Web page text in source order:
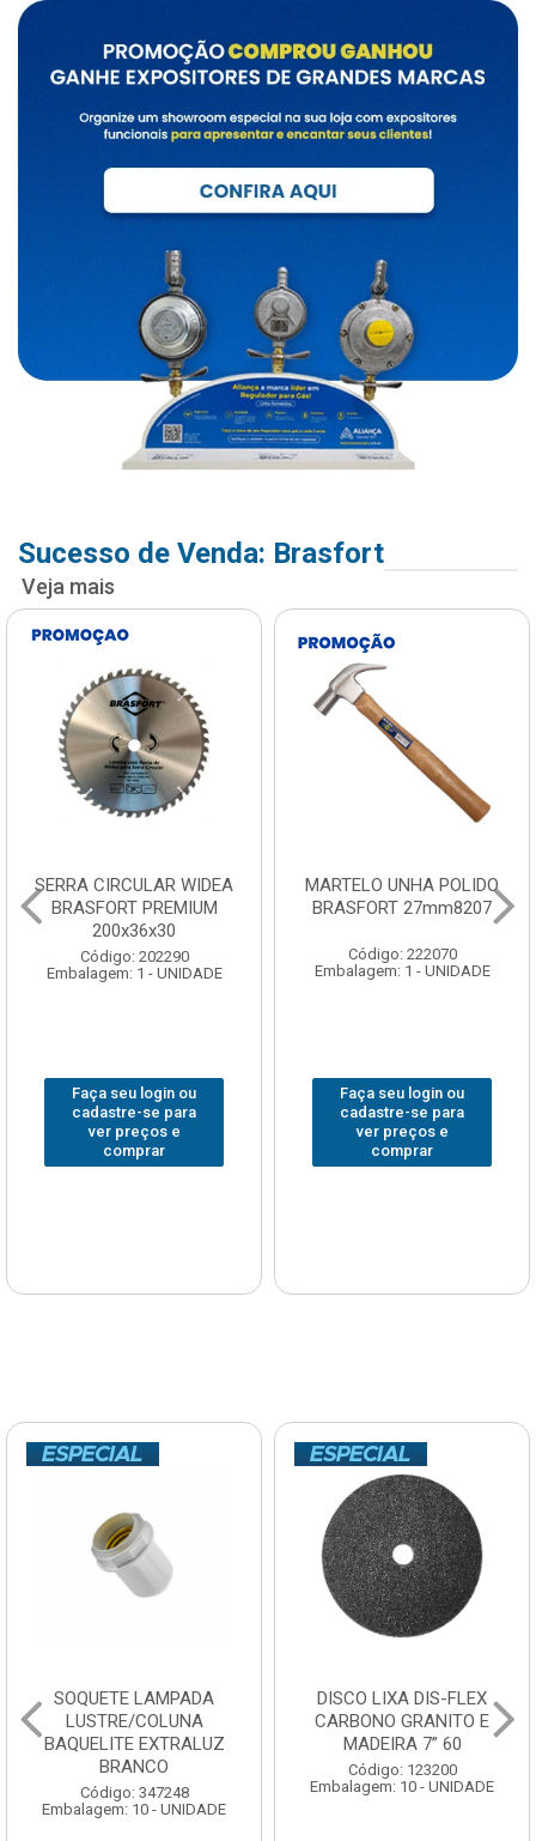
Sucesso de Venda: Brasfort
Veja mais
SERRA CIRCULAR WIDEA
BRASFORT PREMIUM
200x36x30
Código: 202290
Embalagem: 1 - UNIDADE
Faça seu login ou
cadastre-se para
ver preços e
comprar
MARTELO UNHA POLIDO
BRASFORT 27mm8207
Código: 222070
Embalagem: 1 - UNIDADE
Faça seu login ou
cadastre-se para
ver preços e
comprar
SOQUETE LAMPADA
LUSTRE/COLUNA
BAQUELITE EXTRALUZ
BRANCO
Código: 347248
Embalagem: 10 - UNIDADE
DISCO LIXA DIS-FLEX
CARBONO GRANITO E
MADEIRA 7” 60
Código: 123200
Embalagem: 10 - UNIDADE